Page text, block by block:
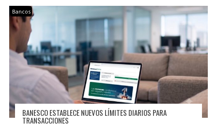
Bancos
BANESCO ESTABLECE NUEVOS LÍMITES DIARIOS PARA
TRANSACCIONES